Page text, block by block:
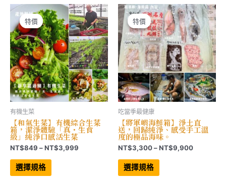
NT$2,772
款
式。
可
在
產
品
頁
面
選
擇
選
項
NT$3,528
款
式。
可
在
產
品
頁
面
選
擇
選
項
特價
特價
有機生菜
【和氣生菜】有機綜合生菜
箱，潔淨體驗「真・生食
級」純淨口感活生菜
NT$849 –NT$3,999
選擇規格
此
品
特價
特價
吃當季最健康
【將軍嶼海鮮箱】淨土直
送，回歸純淨、感受手工溫
度的極品海味。
NT$3,300–NT$9,900價
選擇規格
此
品